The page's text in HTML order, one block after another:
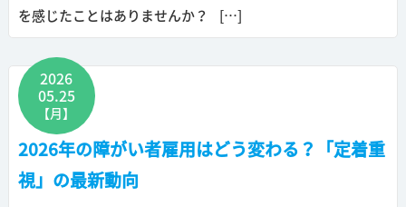
を感じたことはありませんか？ […]
2026
05.25
【月】
2026年の障がい者雇用はどう変わる？「定着重
視」の最新動向